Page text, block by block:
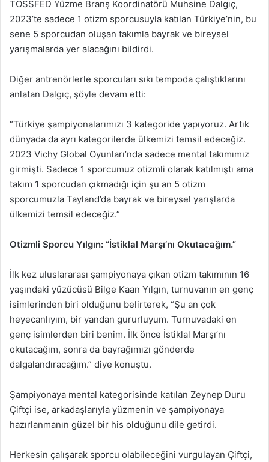
TÖSSFED Yüzme Branş Koordinatörü Muhsine Dalgıç,
2023’te sadece 1 otizm sporcusuyla katılan Türkiye’nin, bu
sene 5 sporcudan oluşan takımla bayrak ve bireysel
yarışmalarda yer alacağını bildirdi.
Diğer antrenörlerle sporcuları sıkı tempoda çalıştıklarını
anlatan Dalgıç, şöyle devam etti:
“Türkiye şampiyonalarımızı 3 kategoride yapıyoruz. Artık
dünyada da ayrı kategorilerde ülkemizi temsil edeceğiz.
2023 Vichy Global Oyunları’nda sadece mental takımımız
girmişti. Sadece 1 sporcumuz otizmli olarak katılmıştı ama
takım 1 sporcudan çıkmadığı için şu an 5 otizm
sporcumuzla Tayland’da bayrak ve bireysel yarışlarda
ülkemizi temsil edeceğiz.”
Otizmli Sporcu Yılgın: “İstiklal Marşı’nı Okutacağım.”
İlk kez uluslararası şampiyonaya çıkan otizm takımının 16
yaşındaki yüzücüsü Bilge Kaan Yılgın, turnuvanın en genç
isimlerinden biri olduğunu belirterek, “Şu an çok
heyecanlıyım, bir yandan gururluyum. Turnuvadaki en
genç isimlerden biri benim. İlk önce İstiklal Marşı’nı
okutacağım, sonra da bayrağımızı gönderde
dalgalandıracağım.” diye konuştu.
Şampiyonaya mental kategorisinde katılan Zeynep Duru
Çiftçi ise, arkadaşlarıyla yüzmenin ve şampiyonaya
hazırlanmanın güzel bir his olduğunu dile getirdi.
Herkesin çalışarak sporcu olabileceğini vurgulayan Çiftçi,